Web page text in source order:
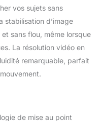
vos sujets sans
stabilisation d’image
sans flou, même lorsque
La résolution vidéo en
remarquable, parfait
de mise au point